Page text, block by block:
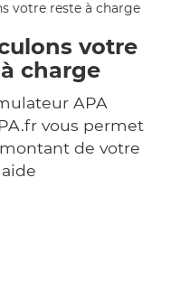
votre
charge
APA
vous permet
de votre
aide